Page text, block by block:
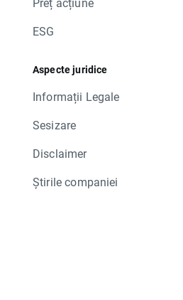
ESG
Aspecte juridice
Informații Legale
Sesizare
Disclaimer
Știrile companiei